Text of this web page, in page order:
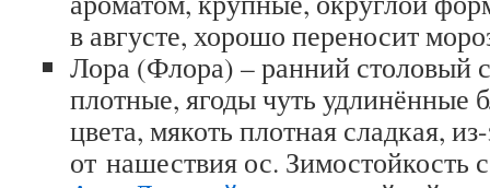
в августе, хорошо переносит
Лора (Флора) – ранний столовый
плотные, ягоды чуть удлинённые
цвета, мякоть плотная сладкая,
от нашествия ос. Зимостойкость